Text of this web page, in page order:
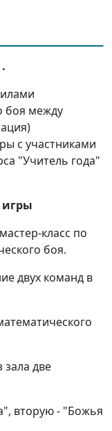
боя между
с участниками
"Учитель года"
класс по
боя.
двух команд в
две
вторую - "Божья